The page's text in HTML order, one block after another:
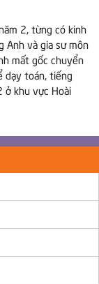
2, từng có kinh
Anh và gia sư môn
mất gốc chuyển
dạy toán, tiếng
ở khu vực Hoài